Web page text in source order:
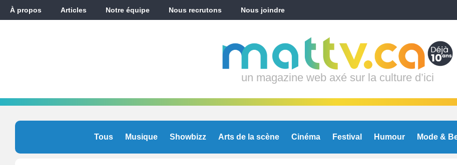
À propos Articles Notre équipe Nous recrutons Nous joindre
un magazine web axé sur la culture d’ici
Tous Musique Showbizz Arts de la scène Cinéma Festival Humour Mode &